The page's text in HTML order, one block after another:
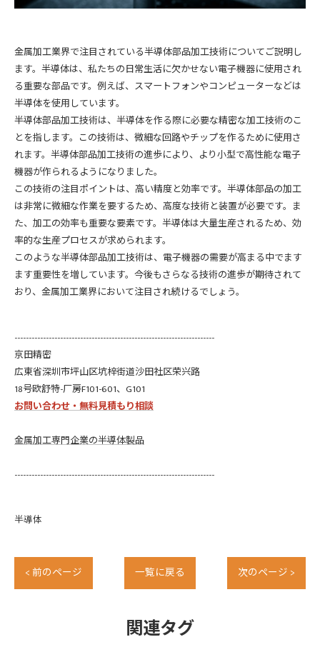
金属加工業界で注目されている半導体部品加工技術についてご説明し
ます。半導体は、私たちの日常生活に欠かせない電子機器に使用され
る重要な部品です。例えば、スマートフォンやコンピューターなどは
半導体を使用しています。
半導体部品加工技術は、半導体を作る際に必要な精密な加工技術のこ
とを指します。この技術は、微細な回路やチップを作るために使用さ
れます。半導体部品加工技術の進歩により、より小型で高性能な電子
機器が作られるようになりました。
この技術の注目ポイントは、高い精度と効率です。半導体部品の加工
は非常に微細な作業を要するため、高度な技術と装置が必要です。ま
た、加工の効率も重要な要素です。半導体は大量生産されるため、効
率的な生産プロセスが求められます。
このような半導体部品加工技術は、電子機器の需要が高まる中でます
ます重要性を増しています。今後もさらなる技術の進歩が期待されて
おり、金属加工業界において注目され続けるでしょう。
----------------------------------------------------------------------
京田精密
広東省深圳市坪山区坑梓街道沙田社区荣兴路
18号欧舒特-厂房F101-601、G101
お問い合わせ・無料見積もり相談
金属加工専門企業の半導体製品
----------------------------------------------------------------------
半導体
< 前のページ 一覧に戻る 次のページ >
関連タグ